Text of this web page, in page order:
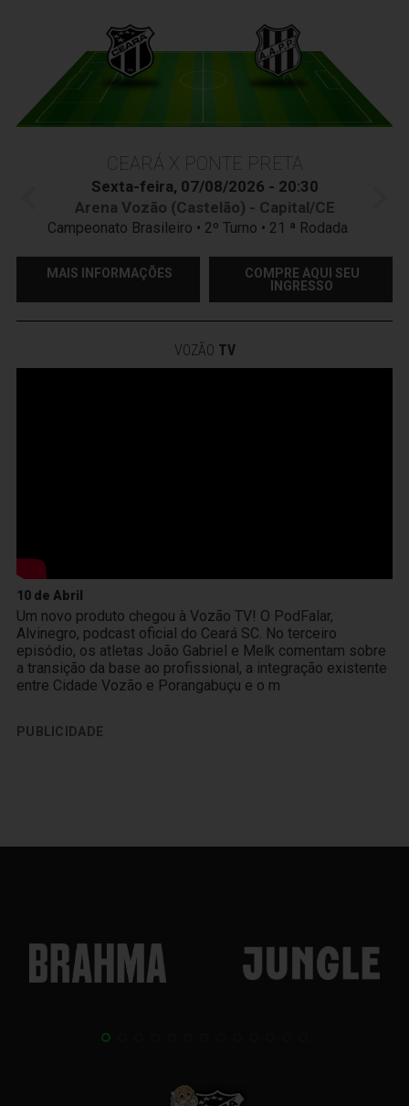
CEARÁ X PONTE PRETA
Sexta-feira, 07/08/2026 - 20:30
Arena Vozão (Castelão) - Capital/CE
Campeonato Brasileiro • 2º Turno • 21 ª Rodada
MAIS INFORMAÇÕES
COMPRE AQUI SEU
INGRESSO
VOZÃO TV
10 de Abril
Um novo produto chegou à Vozão TV! O PodFalar,
Alvinegro, podcast oficial do Ceará SC. No terceiro
episódio, os atletas João Gabriel e Melk comentam sobre
a transição da base ao profissional, a integração existente
entre Cidade Vozão e Porangabuçu e o m
PUBLICIDADE